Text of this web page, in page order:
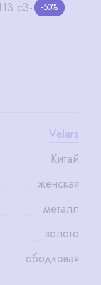
-50%
Velars
Китай
женская
металл
золото
ободковая